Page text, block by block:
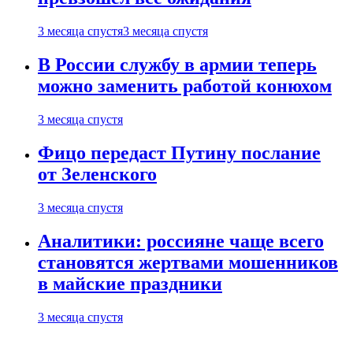
3 месяца спустя3 месяца спустя
В России службу в армии теперь
можно заменить работой конюхом
3 месяца спустя
Фицо передаст Путину послание
от Зеленского
3 месяца спустя
Аналитики: россияне чаще всего
становятся жертвами мошенников
в майские праздники
3 месяца спустя